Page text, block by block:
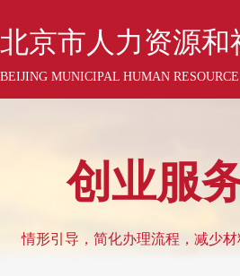
北京市人力资源和
BEIJING MUNICIPAL HUMAN
创业服
情形引导，简化办理流程，减少